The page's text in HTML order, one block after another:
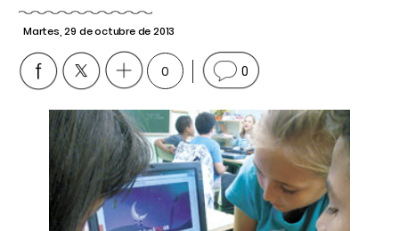
Martes, 29 de octubre de 2013
0 0